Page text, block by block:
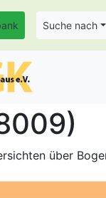
Suche nach
über